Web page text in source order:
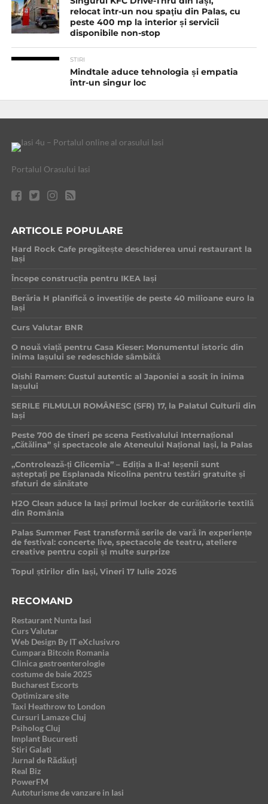
relocat într-un nou spaţiu din Palas, cu
peste 400 mp la interior și servicii
disponibile non-stop
STIRI
Mindtale aduce tehnologia și empatia
într-un singur loc
Portalul Orasului Iasi
ARTICOLE POPULARE
Hard Rock Cafe pregătește deschiderea unui restaurant la
Iași
Începe construcția pentru IKEA Iași
Berăria H planifică o investiție de peste 40 milioane euro la
Iași
Curs Valutar BNR
O nouă viață pentru Casa Kieser: Monumentul istoric din
inima Iașului se redeschide sâmbătă
Oishi Ramen: Gustul autentic al Japoniei a sosit în inima
Iașului
SERILE FILMULUI ROMÂNESC (SFR) 17, la Palatul Culturii din
Iași
Peste 700 de tineri pe scena Festivalului Internațional
„Cătălina” și spectacole ale Ateneului Național Iași, la Palas
„Controlează-ți Glicemia” – Ediția a II-a! Ieșenii sunt
așteptați pe Esplanada Nicolina pentru testări gratuite și
sfaturi de sănătate
H2O Clean aduce la Iași primul locker de curățătorie textilă
din România
Palas Summer Fest transformă serile de vară în experiențe
de festival: concerte live, spectacole de teatru, ateliere
creative pentru copii și multe surprize
Topul știrilor din Iași, Vineri 17 Iulie 2026
RECOMAND
Restaurant Nunta Iasi
Curs Valutar
Web Design By IT eXclusiv.ro
Cumpara Bitcoin Romania
Clinica gastroenterologie
costume de baie 2025
Bucharest Escorts
Optimizare site
Taxi Heathrow to London
Cursuri Lamaze Cluj
Psiholog Cluj
Implant Bucuresti
Stiri Galati
Jurnal de Rădăuți
Real Biz
PowerFM
Autoturisme de vanzare in Iasi